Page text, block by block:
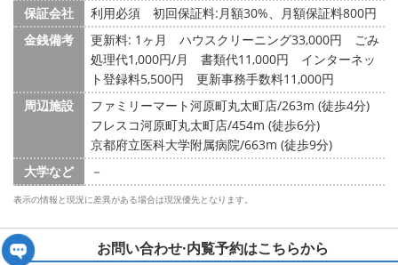
保証会社
利用必須 初回保証料:月額30%、月額保証料800円
金銭備考
更新料: 1ヶ月
ハウスクリーニング33,000円 ごみ
処理代1,000円/月 書類代11,000円 インターネッ
ト登録料5,500円 更新事務手数料11,000円
周辺施設
ファミリーマート河原町丸太町店/263m (徒歩4分)
フレスコ河原町丸太町店/454m (徒歩6分)
京都府立医科大学附属病院/663m (徒歩9分)
大学など
－
表示の情報と現況に差異がある場合は現況優先となります。
お問い合わせ·内覧予約はこちらから